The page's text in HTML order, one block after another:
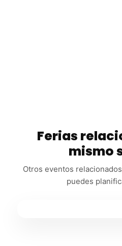
Ferias
mismo
Otros eventos
puedes